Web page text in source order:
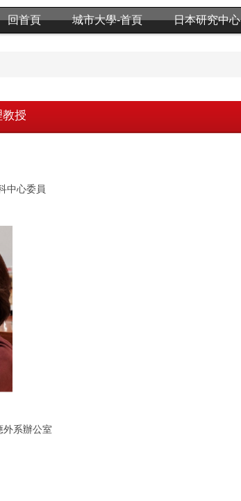
回首頁 城市大學-首頁 日本研究中心
授
中心委員
外系辦公室